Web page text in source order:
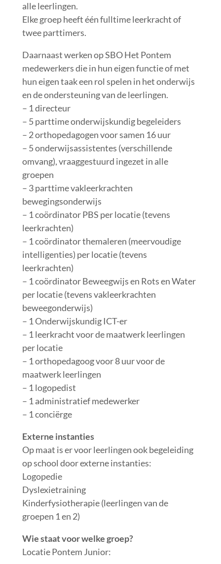
alle leerlingen.
Elke groep heeft één fulltime leerkracht of
twee parttimers.
Daarnaast werken op SBO Het Pontem
medewerkers die in hun eigen functie of met
hun eigen taak een rol spelen in het onderwijs
en de ondersteuning van de leerlingen.
– 1 directeur
– 5 parttime onderwijskundig begeleiders
– 2 orthopedagogen voor samen 16 uur
– 5 onderwijsassistentes (verschillende
omvang), vraaggestuurd ingezet in alle
groepen
– 3 parttime vakleerkrachten
bewegingsonderwijs
– 1 coördinator PBS per locatie (tevens
leerkrachten)
– 1 coördinator themaleren (meervoudige
intelligenties) per locatie (tevens
leerkrachten)
– 1 coördinator Beweegwijs en Rots en Water
per locatie (tevens vakleerkrachten
beweegonderwijs)
– 1 Onderwijskundig ICT-er
– 1 leerkracht voor de maatwerk leerlingen
per locatie
– 1 orthopedagoog voor 8 uur voor de
maatwerk leerlingen
– 1 logopedist
– 1 administratief medewerker
– 1 conciërge
Externe instanties
Op maat is er voor leerlingen ook begeleiding
op school door externe instanties:
Logopedie
Dyslexietraining
Kinderfysiotherapie (leerlingen van de
groepen 1 en 2)
Wie staat voor welke groep?
Locatie Pontem Junior: